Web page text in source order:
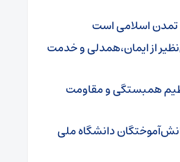
اسلامی است
از ایمان،همدلی و خدمت
همبستگی و مقاومت
دانش‌آموختگان دانشگاه ملی